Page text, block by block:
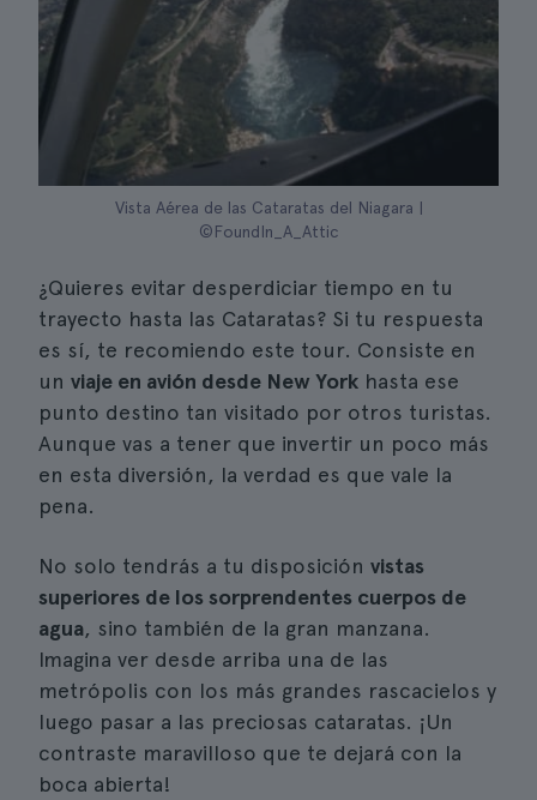
Vista Aérea de las Cataratas del Niagara |
©FoundIn_A_Attic
¿Quieres evitar desperdiciar tiempo en tu
trayecto hasta las Cataratas? Si tu respuesta
es sí, te recomiendo este tour. Consiste en
un viaje en avión desde New York hasta ese
punto destino tan visitado por otros turistas.
Aunque vas a tener que invertir un poco más
en esta diversión, la verdad es que vale la
pena.
No solo tendrás a tu disposición vistas
superiores de los sorprendentes cuerpos de
agua, sino también de la gran manzana.
Imagina ver desde arriba una de las
metrópolis con los más grandes rascacielos y
luego pasar a las preciosas cataratas. ¡Un
contraste maravilloso que te dejará con la
boca abierta!